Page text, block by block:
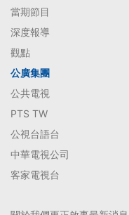
當期節目
深度報導
觀點
公廣集團
公共電視
PTS TW
公視台語台
中華電視公司
客家電視台